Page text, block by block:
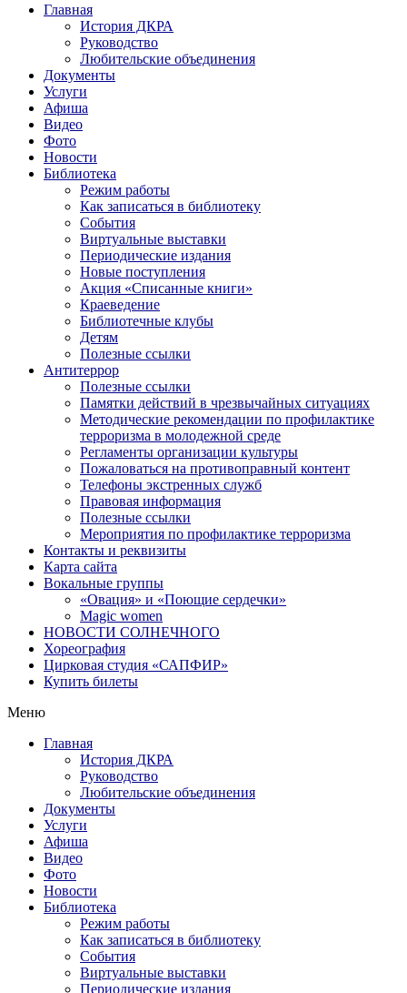
Главная
История ДКРА
Руководство
Любительские объединения
Документы
Услуги
Афиша
Видео
Фото
Новости
Библиотека
Режим работы
Как записаться в библиотеку
События
Виртуальные выставки
Периодические издания
Новые поступления
Акция «Списанные книги»
Краеведение
Библиотечные клубы
Детям
Полезные ссылки
Антитеррор
Полезные ссылки
Памятки действий в чрезвычайных ситуациях
Методические рекомендации по профилактике
терроризма в молодежной среде
Регламенты организации культуры
Пожаловаться на противоправный контент
Телефоны экстренных служб
Правовая информация
Полезные ссылки
Мероприятия по профилактике терроризма
Контакты и реквизиты
Карта сайта
Вокальные группы
«Овация» и «Поющие сердечки»
Magic women
НОВОСТИ СОЛНЕЧНОГО
Хореография
Цирковая студия «САПФИР»
Купить билеты
Меню
Главная
История ДКРА
Руководство
Любительские объединения
Документы
Услуги
Афиша
Видео
Фото
Новости
Библиотека
Режим работы
Как записаться в библиотеку
События
Виртуальные выставки
Периодические издания